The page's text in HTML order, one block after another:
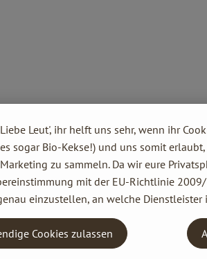
hat alles ganz klein: 1974
Augsburg.
agierendes Unternehmen mit
und vegetarische Lebensmittel
Liebe Leut', ihr helft uns sehr, wenn ihr
es sogar Bio-Kekse!) und uns somit
Marketing zu sammeln. Da wir eure
mit der EU-Richtlinie 2009/
einzustellen, an welche Dienstleister
Cookies zulassen